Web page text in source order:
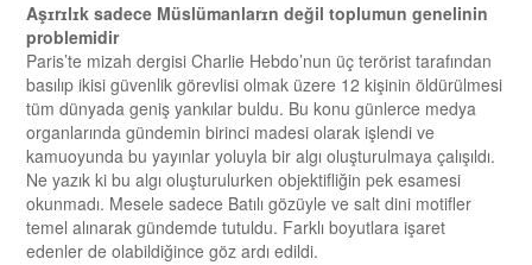
Aşɪrɪlɪk sadece Müslümanlarɪn değil toplumun genelinin
problemidir
Paris’te mizah dergisi Charlie Hebdo’nun üç terörist tarafından
basılıp ikisi güvenlik görevlisi olmak üzere 12 kişinin öldürülmesi
tüm dünyada geniş yankılar buldu. Bu konu günlerce medya
organlarında gündemin birinci madesi olarak işlendi ve
kamuoyunda bu yayınlar yoluyla bir algı oluşturulmaya çalışıldı.
Ne yazık ki bu algı oluşturulurken objektifliğin pek esamesi
okunmadı. Mesele sadece Batılı gözüyle ve salt dini motifler
temel alınarak gündemde tutuldu. Farklı boyutlara işaret
edenler de olabildiğince göz ardı edildi.